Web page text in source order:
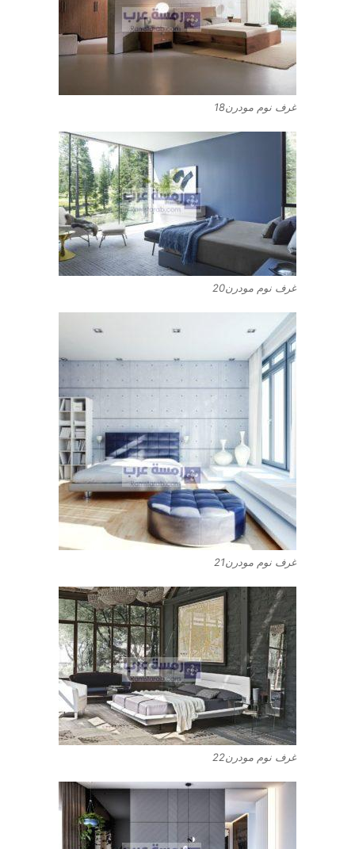
غرف نوم مودرن18
غرف نوم مودرن20
غرف نوم مودرن21
غرف نوم مودرن22